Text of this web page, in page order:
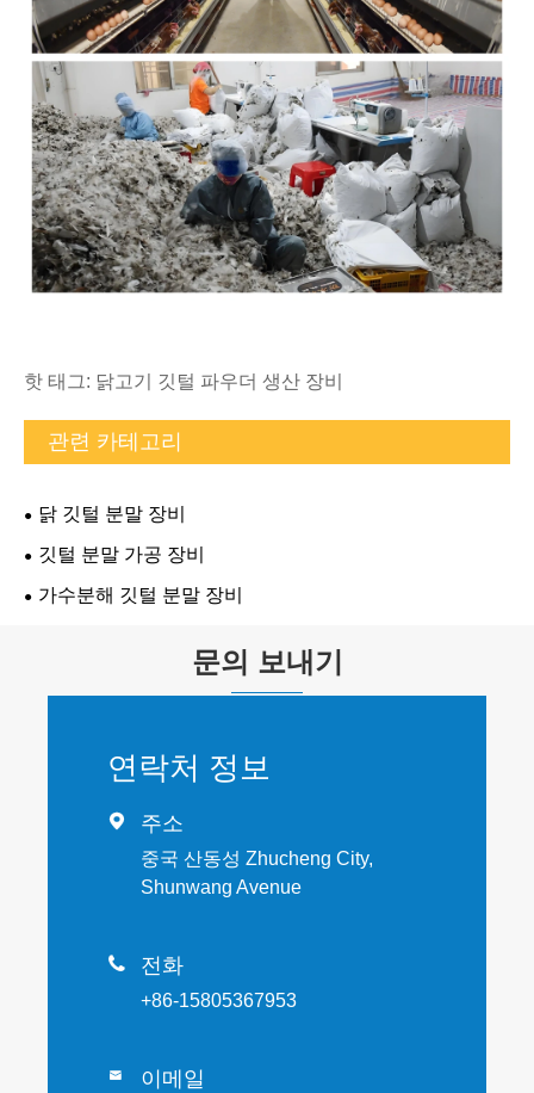
핫 태그: 닭고기 깃털 파우더 생산 장비
관련 카테고리
닭 깃털 분말 장비
깃털 분말 가공 장비
가수분해 깃털 분말 장비
문의 보내기
연락처 정보
 주소
중국 산동성 Zhucheng City,
Shunwang Avenue
 전화
+86-15805367953
 이메일